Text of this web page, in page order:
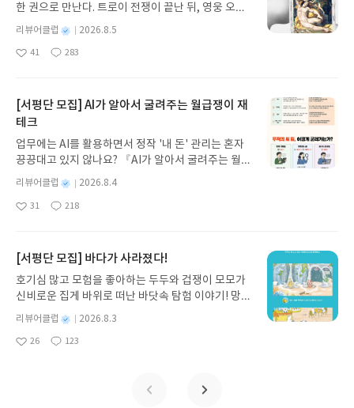
한 권으로 만난다. 트로이 전쟁이 끝난 뒤, 영웅 오디
세우스는 고향 이타케로 돌아가기 위해 키클롭스, 마
녀 키르케, 세이렌의 노래, 포세이돈의 분노를 헤쳐
나간다. 그리스 철학 전공자인 옮긴이가 호메로스의
지 않고 끝까지 읽을 수 있다. 3천 년을 이어 온 귀향
과 모험의 대서사시가 가장 읽기 편한 번역으로 새롭
스 저/육혜원 역출판사이화북스 예스24 바로가기 닫
기모집인원 : 5명신청기간 : 2026.08.05 ~ 2026.08.
09발표일자 : 2026.08.13리뷰 작성기한 : 도서/상품
품 받으실 주소/연락처를 업데이트 해주세요! (선정
률이 올라갑니다!! ※ 신청 전, 꼭 확인해주세요!- '사
락' 개설 후, 이 글의 댓글로 신청해주세요.- 기존 YE
S블로그는 '사락'으로 개편되어 별도로 개설하지 않
배송지가 아닌 회원정보상의 주소/연락처 (클릭 시
수정 가능)로 발송됩니다.- 주소/연락처에 문제가 있
2주 이내 리뷰를 작성해주셔야 합니다. (포스트가 아
별
리뷰어클럽
성
2026.8.5
좋
41
댓
283
작
[서평단 모집] AI가 알아서 굴려주는 월급쟁이 재
테크
업무에는 AI를 활용하면서 정작 '내 돈' 관리는 혼자
끙끙대고 있지 않나요? 『AI가 알아서 굴려주는 월급
쟁이 재테크』는 챗GPT·클로드·제미나이·퍼플렉시
티를 나만의 재테크 팀으로 만드는 실전 가이드입니
다. 재무 진단부터 주식 투자, 부동산, 절세, 자산 관
좋은 정보를 찾는 시대는 끝났습니다. 이제는 좋은 질
문을 던지는 사람이 돈을 법니다. 경제적 자유를 앞당
기고 싶은 월급쟁이라면, 이 책이 바로 그 시작입니
다.AI가 알아서 굴려주는 월급쟁이 재테크글쓴이김
태형 저출판사한빛미디어 예스24 바로가기 닫기모
집인원 : 5명신청기간 : 2026.08.04 ~ 2026.08.08발
으실 주소/연락처를 업데이트 해주세요! (선정 후 수
정 불가)▶ 서평단 신청 방법 : 기대평 댓글을 작성해
별
리뷰어클럽
성
2026.8.4
좋
31
댓
218
작
[서평단 모집] 바다가 사라졌다!
호기심 많고 모험을 좋아하는 두두와 겁쟁이 모모가
신비로운 집게 바위로 떠난 바닷속 탐험 이야기! 망둥
이, 소라게, 낙지 같은 바다 친구들과 신나게 놀던 중
갑자기 거대해진 집게 바위의 비밀을 마주하게 되는
데, 과연 바다에 무슨 일이 벌어진 걸까요? 상상력을
빛 예스24 바로가기 닫기모집인원 : 20명신청기간 :
별
리뷰어클럽
성
2026.8.3
좋
26
댓
123
작